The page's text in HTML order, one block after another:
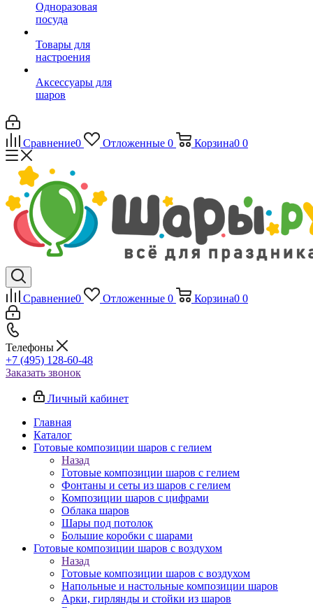
Одноразовая
посуда
Товары для
настроения
Аксессуары для
шаров
Сравнение0 Отложенные 0 Корзина0 0
Сравнение0 Отложенные 0 Корзина0 0
Телефоны
+7 (495) 128-60-48
Заказать звонок
Личный кабинет
Главная
Каталог
Готовые композиции шаров с гелием
Назад
Готовые композиции шаров с гелием
Фонтаны и сеты из шаров с гелием
Композиции шаров с цифрами
Облака шаров
Шары под потолок
Большие коробки с шарами
Готовые композиции шаров с воздухом
Назад
Готовые композиции шаров с воздухом
Напольные и настольные композиции шаров
Арки, гирлянды и стойки из шаров